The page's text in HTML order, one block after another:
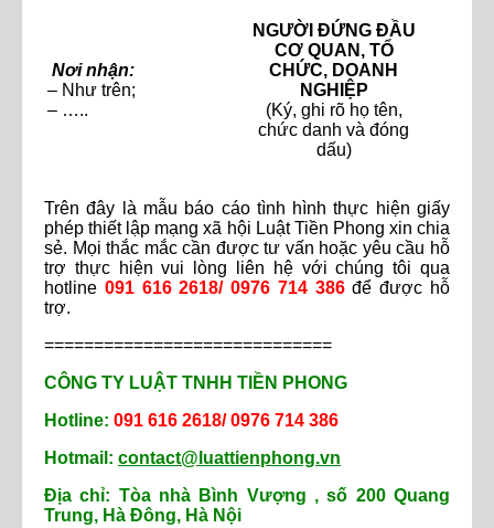
Nơi nhận:
– Như trên;
– …..
NGƯỜI ĐỨNG ĐẦU
CƠ QUAN, TỔ
CHỨC, DOANH
NGHIỆP
(Ký, ghi rõ họ tên,
chức danh và đóng
dấu)
Trên đây là mẫu báo cáo tình hình thực hiện giấy
phép thiết lập mạng xã hội Luật Tiền Phong xin chia
sẻ. Mọi thắc mắc cần được tư vấn hoặc yêu cầu hỗ
trợ thực hiện vui lòng liên hệ với chúng tôi qua
hotline 091 616 2618/ 0976 714 386để được hỗ
trợ.
=============================
CÔNG TY LUẬT TNHH TIỀN PHONG
Hotline: 091 616 2618/ 0976 714 386
Hotmail: contact@luattienphong.vn
Địa chỉ: Tòa nhà Bình Vượng , số 200 Quang
Trung, Hà Đông, Hà Nội